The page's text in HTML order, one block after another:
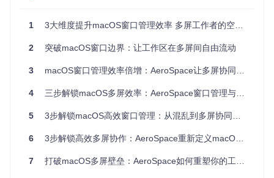
侧的代码编辑器和右侧的API文档各司其职，无需频繁切换窗
设计稿同时编写前端代码，或者一边阅读邮件一边回复消息。
垂直延伸思维：树形布局结构
处理复杂项目时，单一的窗口排列往往不够用。AeroSpace的
树形布局就像一个智能文件柜，允许你将窗口组合成层级结
调试面板，右侧则水平分布着浏览器和文档窗口。这种布局能
开发或多步骤工作流程。
1 3大维度提升macOS窗口管理效率 多屏工作者的空间优化指南
2 突破macOS窗口边界：让工作区在多屏间自由流动
3 macOS窗口管理效率倍增：AeroSpace让多屏协同与工作区优化不再复杂
4 三步解锁macOS多屏效率：AeroSpace窗口管理与多屏协作新方案
5 3步解锁macOS高效窗口管理：从混乱到多屏协同的工作流革命
6 3步解锁高效多屏协作：AeroSpace重新定义macOS窗口管理
7 打破macOS多屏壁垒：AeroSpace如何重塑你的工作流？